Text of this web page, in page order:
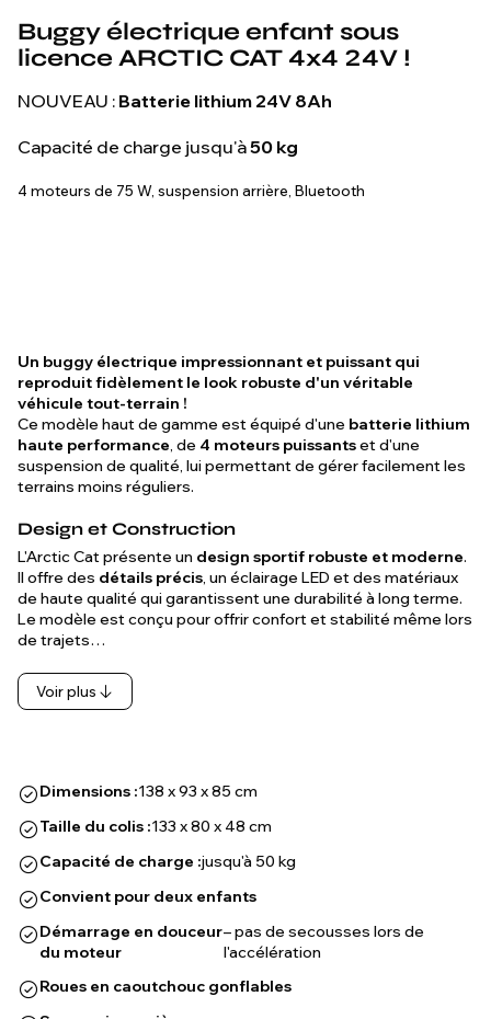
Buggy électrique enfant sous
licence ARCTIC CAT 4x4 24V !
NOUVEAU : Batterie lithium 24V 8Ah
Capacité de charge jusqu'à50 kg
4 moteurs de 75 W, suspension arrière, Bluetooth
Un buggy électrique impressionnant et puissant qui
reproduit fidèlement le look robuste d'un véritable
véhicule tout-terrain !
Ce modèle haut de gamme est équipé d'une batterie lithium
haute performance, de 4 moteurs puissantset d'une
suspension de qualité, lui permettant de gérer facilement les
terrains moins réguliers.
Design et Construction
L'Arctic Cat présente un design sportif robuste et moderne.
Il offre des détails précis, un éclairage LED et des matériaux
de haute qualité qui garantissent une durabilité à long terme.
Le modèle est conçu pour offrir confort et stabilité même lors
de trajets…
Voir plus
Dimensions :138 x 93 x 85 cm
Taille du colis :133 x 80 x 48 cm
Capacité de charge :jusqu'à 50 kg
Convient pour deux enfants
Démarrage en douceur
du moteur
– pas de secousses lors de
l'accélération
Roues en caoutchouc gonflables